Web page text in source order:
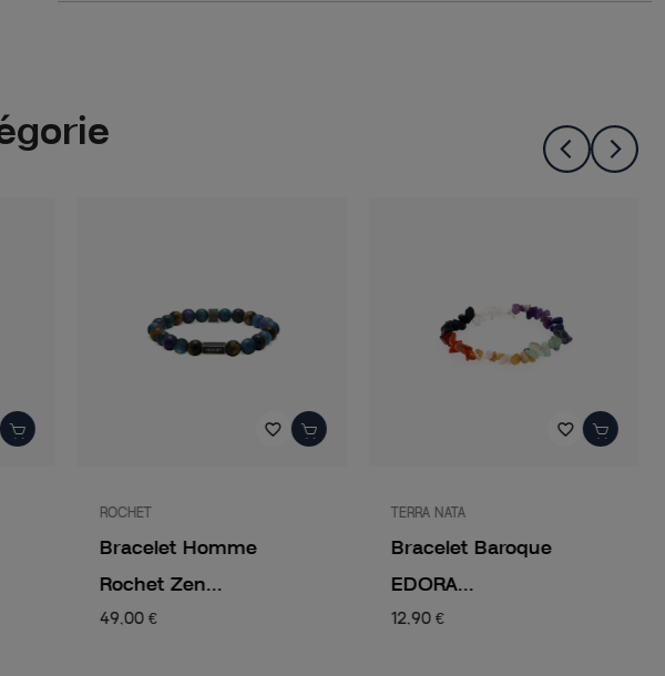
favorite_border
ROCHET
Bracelet Homme
Rochet Zen...
49,00 €
favorite_border
TERRA NATA
Bracelet Baroque
EDORA...
12,90 €